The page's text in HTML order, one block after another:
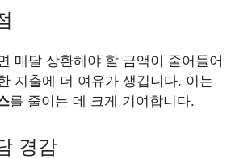
매달 상환해야 할 금액이 줄어들어
지출에 더 여유가 생깁니다. 이는
를 줄이는 데 크게 기여합니다.
경감